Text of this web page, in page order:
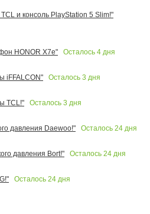
и консоль PlayStation 5 Slim!"
HONOR X7e"
Осталось 4 дня
iFFALCON"
Осталось 3 дня
TCL!"
Осталось 3 дня
давления Daewoo!"
Осталось 24 дня
давления Bort!"
Осталось 24 дня
Осталось 24 дня